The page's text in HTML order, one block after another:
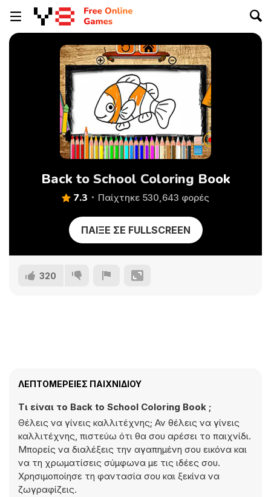
Back to School Coloring Book
7.3 Παίχτηκε 530,643 φορές
ΠΑΊΞΕ ΣΕ FULLSCREEN
320
ΛΕΠΤΟΜΈΡΕΙΕΣ ΠΑΙΧΝΙΔΙΟΎ
Τι είναι το Back to School Coloring Book ;
Θέλεις να γίνεις καλλιτέχνης; Αν θέλεις να γίνεις
καλλιτέχνης, πιστεύω ότι θα σου αρέσει το παιχνίδι.
Μπορείς να διαλέξεις την αγαπημένη σου εικόνα και
να τη χρωματίσεις σύμφωνα με τις ιδέες σου.
Χρησιμοποίησε τη φαντασία σου και ξεκίνα να
ζωγραφίζεις.